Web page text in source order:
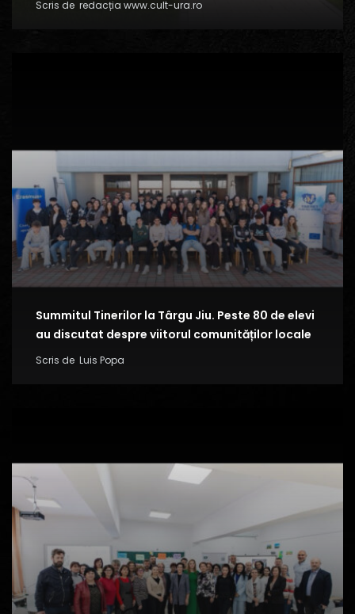
Scris de redacția www.cult-ura.ro
Summitul Tinerilor la Târgu Jiu. Peste 80 de elevi
au discutat despre viitorul comunităților locale
Scris de Luis Popa